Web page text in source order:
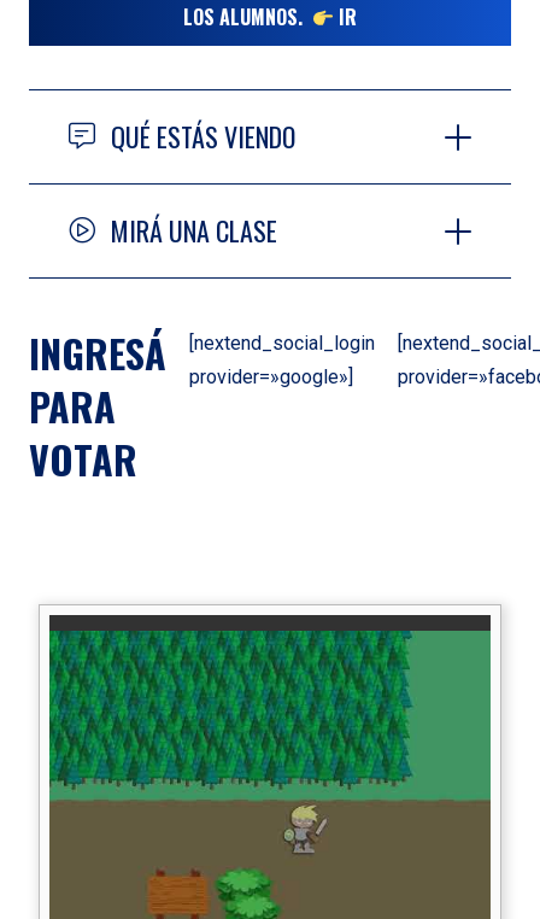
LOS ALUMNOS.
IR
QUÉ ESTÁS VIENDO
MIRÁ UNA CLASE
INGRESÁ
PARA
VOTAR
[nextend_social_login
provider=»google»]